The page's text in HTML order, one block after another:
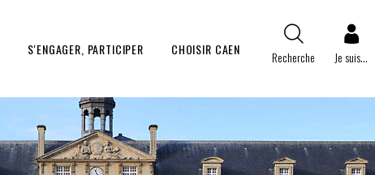
S'ENGAGER, PARTICIPER CHOISIR CAEN Recherche Je suis...